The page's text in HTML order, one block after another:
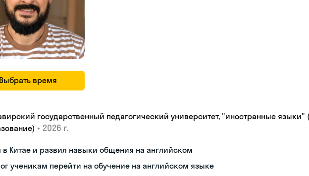
Выбрать время
государственный педагогический университет, "иностранные языки"
• 2026 г.
Китае и развил навыки общения на английском
ученикам перейти на обучение на английском языке